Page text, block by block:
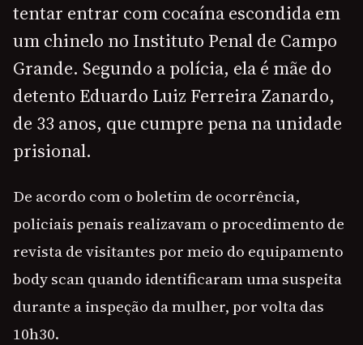
tentar entrar com cocaína escondida em
um chinelo no Instituto Penal de Campo
Grande. Segundo a polícia, ela é mãe do
detento Eduardo Luiz Ferreira Zanardo,
de 33 anos, que cumpre pena na unidade
prisional.
De acordo com o boletim de ocorrência,
policiais penais realizavam o procedimento de
revista de visitantes por meio do equipamento
body scan quando identificaram uma suspeita
durante a inspeção da mulher, por volta das
10h30.